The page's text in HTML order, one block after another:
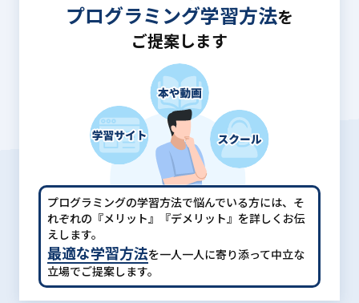
プログラミング学習方法を
ご提案します
プログラミングの学習方法で悩んでいる方には、 そ
れぞれの『メリット』『デメリット』を詳しくお伝
えします。
最適な学習方法を一人一人に寄り添って中立な
立場でご提案します。